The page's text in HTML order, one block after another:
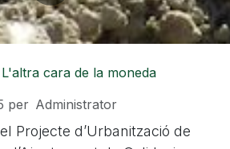
cara de la moneda
per Administrator
Projecte d’Urbanització de